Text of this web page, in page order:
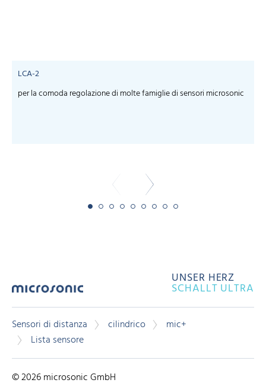
LCA-2
per la comoda regolazione di molte famiglie di sensori microsonic
UNSER HERZ
SCHALLT ULTRA
Sensori di distanza cilindrico
mic+
Lista sensore
© 2026 microsonic GmbH